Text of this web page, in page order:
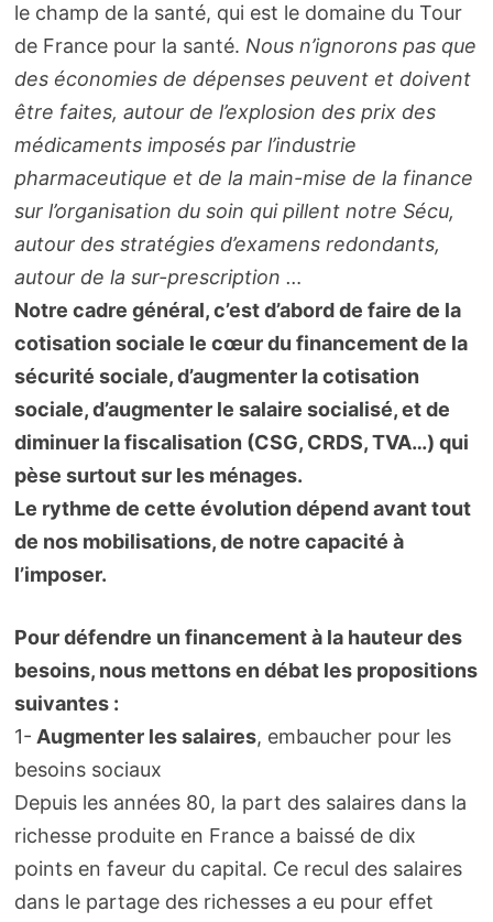
le champ de la santé, qui est le domaine du Tour
de France pour la santé. Nous n’ignorons pas que
des économies de dépenses peuvent et doivent
être faites, autour de l’explosion des prix des
médicaments imposés par l’industrie
pharmaceutique et de la main-mise de la finance
sur l’organisation du soin qui pillent notre Sécu,
autour des stratégies d’examens redondants,
autour de la sur-prescription …
Notre cadre général, c’est d’abord de faire de la
cotisation sociale le cœur du financement de la
sécurité sociale, d’augmenter la cotisation
sociale, d’augmenter le salaire socialisé, et de
diminuer la fiscalisation (CSG, CRDS, TVA…) qui
pèse surtout sur les ménages.
Le rythme de cette évolution dépend avant tout
de nos mobilisations, de notre capacité à
l’imposer.
Pour défendre un financement à la hauteur des
besoins, nous mettons en débat les propositions
suivantes :
1- Augmenter les salaires, embaucher pour les
besoins sociaux
Depuis les années 80, la part des salaires dans la
richesse produite en France a baissé de dix
points en faveur du capital. Ce recul des salaires
dans le partage des richesses a eu pour effet